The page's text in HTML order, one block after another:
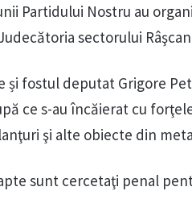
Partidului Nostru au
sectorului
și fostul deputat Grigore
ce s-au încăierat cu
şi alte obiecte din
sunt cercetaţi penal